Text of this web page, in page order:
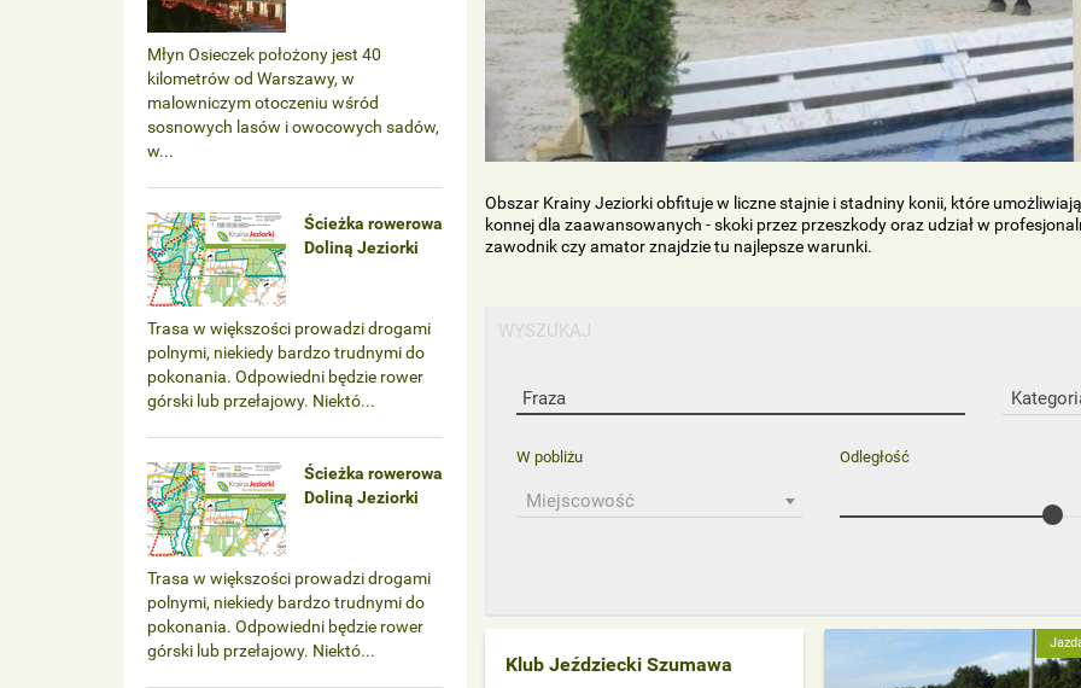
Młyn Osieczek położony jest 40
kilometrów od Warszawy, w
malowniczym otoczeniu wśród
sosnowych lasów i owocowych sadów,
w...
Ścieżka rowerowa
Doliną Jeziorki
Trasa w większości prowadzi drogami
polnymi, niekiedy bardzo trudnymi do
pokonania. Odpowiedni będzie rower
górski lub przełajowy. Niektó...
Ścieżka rowerowa
Doliną Jeziorki
Trasa w większości prowadzi drogami
polnymi, niekiedy bardzo trudnymi do
pokonania. Odpowiedni będzie rower
górski lub przełajowy. Niektó...
Obszar Krainy Jeziorki obfituje w liczne stajnie i stadniny konii, które
konnej dla zaawansowanych - skoki przez przeszkody oraz udział w
zawodnik czy amator znajdzie tu najlepsze warunki.
WYSZUKAJ
W pobliżu
Miejscowość
Odległość
Klub Jeździecki Szumawa